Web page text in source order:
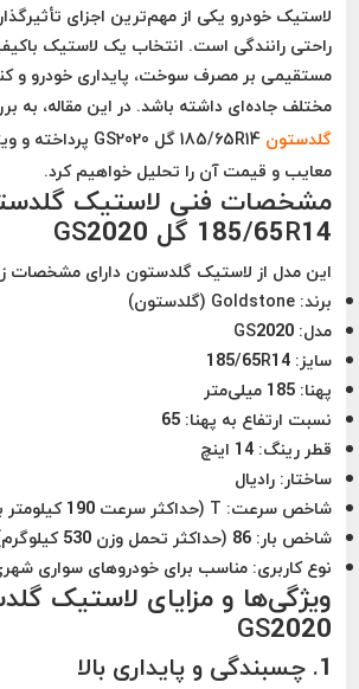
لاستیک خودرو یکی از مهم‌ترین اجزای
راحتی رانندگی است. انتخاب یک لاستیک
مستقیمی بر مصرف سوخت، پایداری خودرو و
مختلف جاده‌ای داشته باشد. در این مقاله، به
گلدستون 185/65R14 گل GS2020
پرداخته و
معایب و قیمت آن را تحلیل خواهیم کرد.
مشخصات فنی لاستیک
185/65R14 گل GS2020
این مدل از لاستیک گلدستون دارای مشخصات
برند: Goldstone (گلدستون)
مدل: GS2020
سایز: 185/65R14
پهنا: 185 میلی‌متر
نسبت ارتفاع به پهنا: 65
قطر رینگ: 14 اینچ
ساختار: رادیال
شاخص سرعت:
شاخص بار: 86 (حداکثر تحمل وزن 530 کیلوگرم)
نوع کاربری: مناسب برای خودروهای سواری
ویژگی‌ها و مزایای لاستیک
GS2020
1. چسبندگی و پایداری بالا